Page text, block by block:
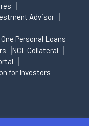
Advisor
Personal Loans
NCL Collateral
for Investors